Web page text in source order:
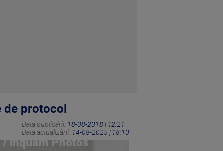
de protocol
Data publicării: 18-08-2018 | 12:21
Data actualizării: 14-08-2025 | 18:10